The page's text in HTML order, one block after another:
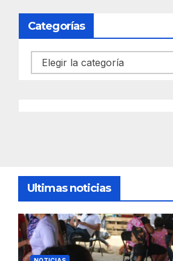
Categorías
Categorías
Ultimas noticias